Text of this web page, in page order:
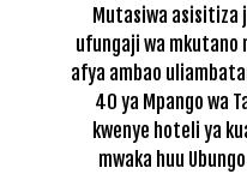
Mutasiwa asisitiza
ufungaji wa mkutano
afya ambao
40 ya Mpango wa
kwenye hoteli ya
mwaka huu